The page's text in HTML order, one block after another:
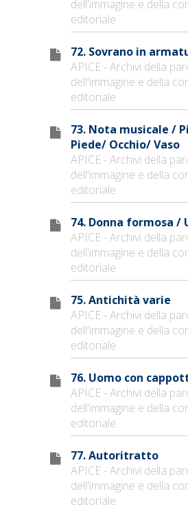
dell'immagine e della
editoriale
72. Sovrano in
APICE - Archivi della
dell'immagine e della
editoriale
73. Nota musicale /
Piede/ Occhio/ Vaso
APICE - Archivi della
dell'immagine e della
editoriale
74. Donna formosa /
APICE - Archivi della
dell'immagine e della
editoriale
75. Antichità varie
APICE - Archivi della
dell'immagine e della
editoriale
76. Uomo con
APICE - Archivi della
dell'immagine e della
editoriale
77. Autoritratto
APICE - Archivi della
dell'immagine e della
editoriale